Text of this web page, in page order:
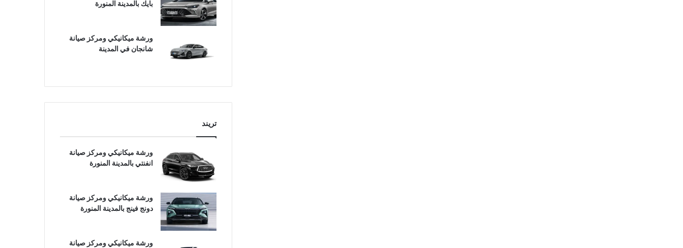
بايك بالمدينة المنورة
ورشة ميكانيكي ومركز صيانة
شانجان في المدينة
تريند
ورشة ميكانيكي ومركز صيانة
انفنتي بالمدينة المنورة
ورشة ميكانيكي ومركز صيانة
دونج فينج بالمدينة المنورة
ورشة ميكانيكي ومركز صيانة